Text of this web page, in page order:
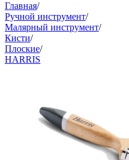
Главная/
Ручной инструмент/
Малярный инструмент/
Кисти/
Плоские/
HARRIS